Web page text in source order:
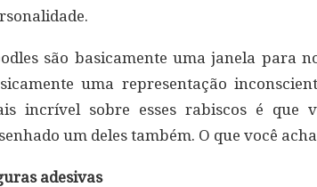
são basicamente uma janela para
uma representação
incrível sobre esses rabiscos é que
um deles também. O que você
adesivas